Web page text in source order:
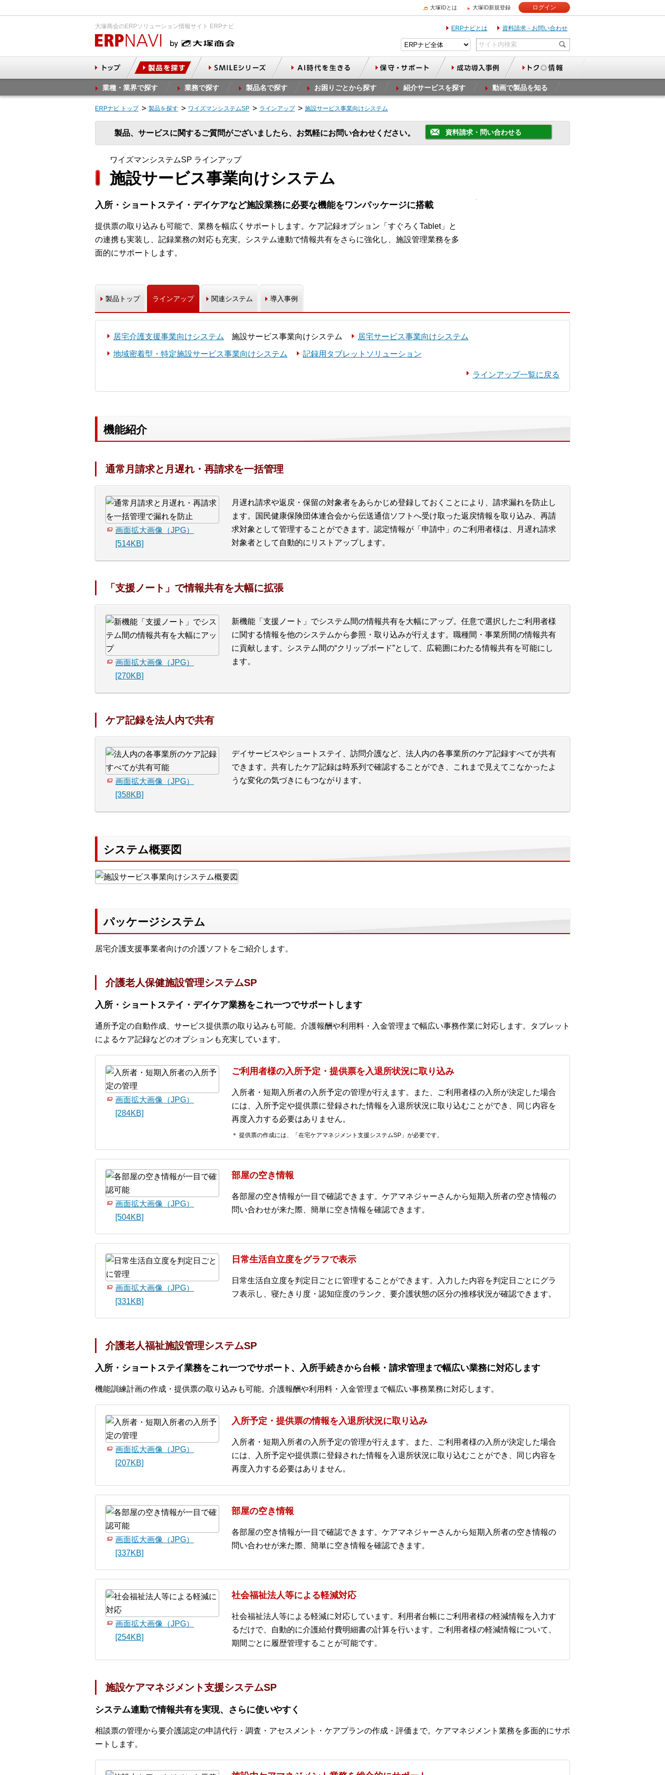
大塚IDとは 大塚ID新規登録 ログイン
大塚商会のERPソリューション情報サイト ERPナビ ERPナビとは 資料請求・お問い合わせ
業種・業界で探す 業務で探す 製品名で探す お困りごとから探す 紹介サービスを探す 動画で製品を知る
ERPナビ トップ 製品を探す ワイズマンシステムSP ラインアップ 施設サービス事業向けシステム
製品、サービスに関するご質問がございましたら、お気軽にお問い合わせください。 資料請求・問い合わせる
ワイズマンシステムSP ラインアップ
施設サービス事業向けシステム
入所・ショートステイ・デイケアなど施設業務に必要な機能をワンパッケージに搭載
提供票の取り込みも可能で、業務を幅広くサポートします。ケア記録オプション「すぐろくTablet」と
の連携も実装し、記録業務の対応も充実。システム連動で情報共有をさらに強化し、施設管理業務を多
面的にサポートします。
製品トップ ラインアップ 関連システム 導入事例
居宅介護支援事業向けシステム 施設サービス事業向けシステム 居宅サービス事業向けシステム
地域密着型・特定施設サービス事業向けシステム 記録用タブレットソリューション
ラインアップ一覧に戻る
機能紹介
通常月請求と月遅れ・再請求を一括管理
画面拡大画像（JPG）
[514KB]
月遅れ請求や返戻・保留の対象者をあらかじめ登録しておくことにより、請求漏れを防止し
ます。国民健康保険団体連合会から伝送通信ソフトへ受け取った返戻情報を取り込み、再請
求対象として管理することができます。認定情報が「申請中」のご利用者様は、月遅れ請求
対象者として自動的にリストアップします。
「支援ノート」で情報共有を大幅に拡張
画面拡大画像（JPG）
[270KB]
新機能「支援ノート」でシステム間の情報共有を大幅にアップ。任意で選択したご利用者様
に関する情報を他のシステムから参照・取り込みが行えます。職種間・事業所間の情報共有
に貢献します。システム間の“クリップボード”として、広範囲にわたる情報共有を可能にし
ます。
ケア記録を法人内で共有
画面拡大画像（JPG）
[358KB]
デイサービスやショートステイ、訪問介護など、法人内の各事業所のケア記録すべてが共有
できます。共有したケア記録は時系列で確認することができ、これまで見えてこなかったよ
うな変化の気づきにもつながります。
システム概要図
パッケージシステム
居宅介護支援事業者向けの介護ソフトをご紹介します。
介護老人保健施設管理システムSP
入所・ショートステイ・デイケア業務をこれ一つでサポートします
通所予定の自動作成、サービス提供票の取り込みも可能。介護報酬や利用料・入金管理まで幅広い事務作業に対応します。タブレット
によるケア記録などのオプションも充実しています。
画面拡大画像（JPG）
[284KB]
ご利用者様の入所予定・提供票を入退所状況に取り込み
入所者・短期入所者の入所予定の管理が行えます。また、ご利用者様の入所が決定した場合
には、入所予定や提供票に登録された情報を入退所状況に取り込むことができ、同じ内容を
再度入力する必要はありません。
＊ 提供票の作成には、「在宅ケアマネジメント支援システムSP」が必要です。
画面拡大画像（JPG）
[504KB]
部屋の空き情報
各部屋の空き情報が一目で確認できます。ケアマネジャーさんから短期入所者の空き情報の
問い合わせが来た際、簡単に空き情報を確認できます。
画面拡大画像（JPG）
[331KB]
日常生活自立度をグラフで表示
日常生活自立度を判定日ごとに管理することができます。入力した内容を判定日ごとにグラ
フ表示し、寝たきり度・認知症度のランク、要介護状態の区分の推移状況が確認できます。
介護老人福祉施設管理システムSP
入所・ショートステイ業務をこれ一つでサポート、入所手続きから台帳・請求管理まで幅広い業務に対応します
機能訓練計画の作成・提供票の取り込みも可能。介護報酬や利用料・入金管理まで幅広い事務業務に対応します。
画面拡大画像（JPG）
[207KB]
入所予定・提供票の情報を入退所状況に取り込み
入所者・短期入所者の入所予定の管理が行えます。また、ご利用者様の入所が決定した場合
には、入所予定や提供票に登録された情報を入退所状況に取り込むことができ、同じ内容を
再度入力する必要はありません。
画面拡大画像（JPG）
[337KB]
部屋の空き情報
各部屋の空き情報が一目で確認できます。ケアマネジャーさんから短期入所者の空き情報の
問い合わせが来た際、簡単に空き情報を確認できます。
画面拡大画像（JPG）
[254KB]
社会福祉法人等による軽減対応
社会福祉法人等による軽減に対応しています。利用者台帳にご利用者様の軽減情報を入力す
るだけで、自動的に介護給付費明細書の計算を行います。ご利用者様の軽減情報について、
期間ごとに履歴管理することが可能です。
施設ケアマネジメント支援システムSP
システム連動で情報共有を実現、さらに使いやすく
相談票の管理から要介護認定の申請代行・調査・アセスメント・ケアプランの作成・評価まで。ケアマネジメント業務を多面的にサポ
ートします。